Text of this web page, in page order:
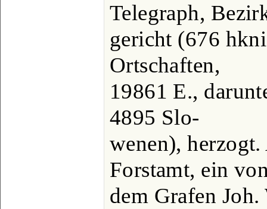
Telegraph,
gericht (676
Ortschaften,
19861 E.,
4895 Slo-
wenen),
Forstamt, ein
dem Grafen